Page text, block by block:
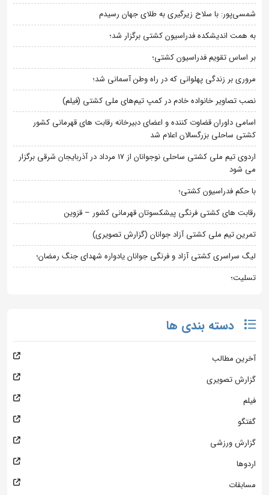
شمسی‌پور: با سلاح زیرگیری به طلای جهان رسیدم
به همت اندیشکده فدراسیون کشتی برگزار شد؛
بر اساس تقویم فدراسیون کشتی؛
مروری بر زندگی پهلوانی که در راه وطن آسمانی شد؛
نصب تصاویر خانواده خادم در کمپ تیم‌های ملی کشتی (فیلم)
اسامی داوران قضاوت کننده و اعضای دبیرخانه رقابت های قهرمانی کشور
کشتی ساحلی بزرگسالان اعلام شد
اردوی تیم ملی کشتی ساحلی نوجوانان از 17 مرداد در آذربایجان شرقی برگزار
می شود
با حکم فدراسیون کشتی؛
رقابت های کشتی فرنگی پیشکسوتان قهرمانی کشور – قزوین
تمرین تیم ملی کشتی آزاد جوانان (گزارش تصویری)
لیگ سراسری کشتی آزاد و فرنگی جوانان یادواره شهدای جنگ رمضان؛
تسلیت؛
دسته بندی ها
آخرین مطالب
گزارش تصویری
فیلم
گفتگو
گزارش ورزشی
اردوها
مسابقات